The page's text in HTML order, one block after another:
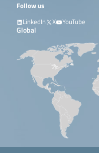
Follow us
LinkedIn
X YouTube
Global